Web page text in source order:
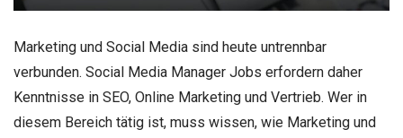
Marketing und Social Media sind heute untrennbar
verbunden. Social Media Manager Jobs erfordern daher
Kenntnisse in SEO, Online Marketing und Vertrieb. Wer in
diesem Bereich tätig ist, muss wissen, wie Marketing und